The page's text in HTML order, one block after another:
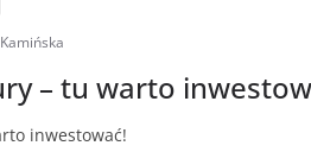
– tu warto
inwestować!